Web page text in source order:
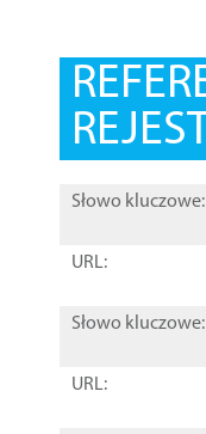
Słowo kluczowe:
URL:
Słowo kluczowe:
URL: